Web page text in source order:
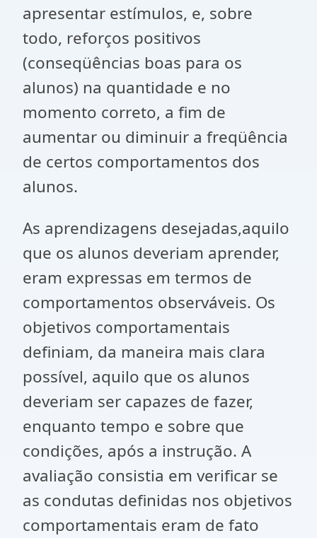
apresentar estímulos, e, sobre
todo, reforços positivos
(conseqüências boas para os
alunos) na quantidade e no
momento correto, a fim de
aumentar ou diminuir a freqüência
de certos comportamentos dos
alunos.
As aprendizagens desejadas,aquilo
que os alunos deveriam aprender,
eram expressas em termos de
comportamentos observáveis. Os
objetivos comportamentais
definiam, da maneira mais clara
possível, aquilo que os alunos
deveriam ser capazes de fazer,
enquanto tempo e sobre que
condições, após a instrução. A
avaliação consistia em verificar se
as condutas definidas nos objetivos
comportamentais eram de fato